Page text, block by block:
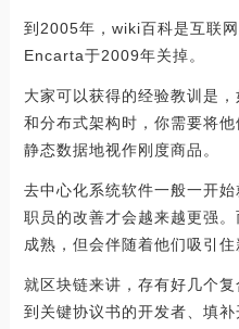
到2005年，wiki百科是互联
Encarta于2009年关掉。
大家可以获得的经验教训是
和分布式架构时，你需要将
静态数据地视作刚度商品。
去中心化系统软件一般一开
职员的改善才会越来越更强
成熟，但会伴随着他们吸引
就区块链来讲，存有好几个
到关键协议书的开发者、填